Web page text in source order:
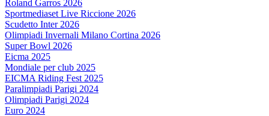
Roland Garros 2026
Sportmediaset Live Riccione 2026
Scudetto Inter 2026
Olimpiadi Invernali Milano Cortina 2026
Super Bowl 2026
Eicma 2025
Mondiale per club 2025
EICMA Riding Fest 2025
Paralimpiadi Parigi 2024
Olimpiadi Parigi 2024
Euro 2024